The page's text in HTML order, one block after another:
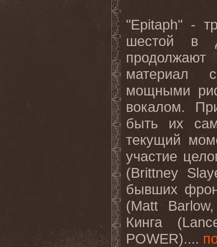
"Epitaph" -
шестой в
материал
мощными
вокалом.
быть их
текущий
участие
(Brittney
бывших
(Matt
Кинга
POWER)....